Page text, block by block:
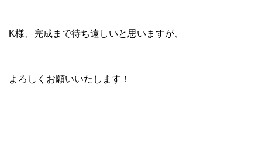
K様、完成まで待ち遠しいと思いますが、
よろしくお願いいたします！